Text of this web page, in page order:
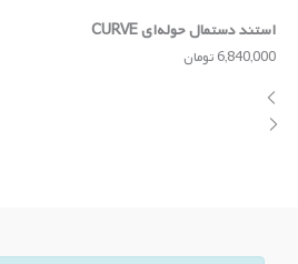
استند دستمال‌ حوله‌ای CURVE
6,840,000 تومان